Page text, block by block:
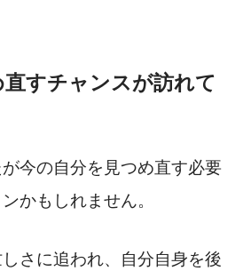
直すチャンスが訪れて
今の自分を見つめ直す必要
かもしれません。
さに追われ、自分自身を後